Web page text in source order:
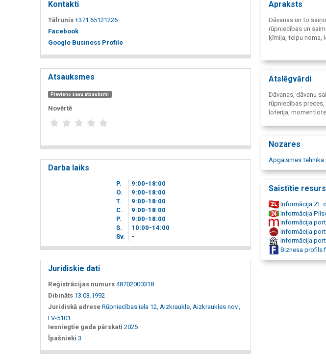
Kontakti
Tālrunis +371 65121226
Facebook
Google Business Profile
Atsauksmes
Pievieno savu atsauksmi
Novērtē
Darba laiks
P. 9 00-18 00
O.
9 00-18 00
T.
9 00-18 00
C.
9 00-18 00
P.
9 00-18 00
S.
10 00-14 00
Sv.
-
Juridiskie dati
Reģistrācijas numurs 48702000318
Dibināts 13.03.1992
Juridiskā adrese Rūpniecības iela 12, Aizkraukle, Aizkraukles nov.,
LV-5101
Iesniegtie gada pārskati 2025
Īpašnieki 3
Apraksts
Dāvanas un to
rūpniecības un
ķīmija, telpu noma,
Atslēgvārdi
Dāvanas, dāvanu
rūpniecības preces,
loterija,
Nozares
Apgaismes tehnika
Saistītie
Informācija ZL
Informācija
Informācija
Informācija
Informācija
Biznesa profils